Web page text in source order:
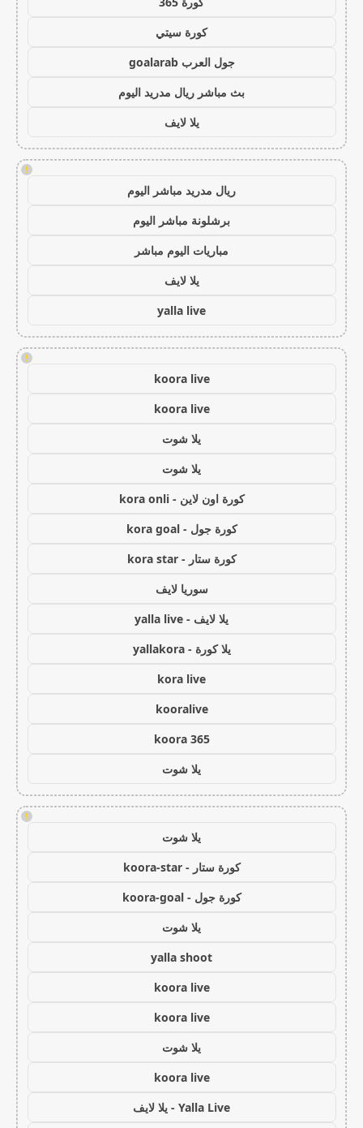
كورة سيتي
جول العرب goalarab
بث مباشر ريال مدريد اليوم
يلا لايف
!
ريال مدريد مباشر اليوم
برشلونة مباشر اليوم
مباريات اليوم مباشر
يلا لايف
yalla live
!
koora live
koora live
يلا شوت
يلا شوت
كورة اون لاين - kora onli
كورة جول - kora goal
كورة ستار - kora star
سوريا لايف
يلا لايف - yalla live
يلا كورة - yallakora
kora live
kooralive
koora 365
يلا شوت
!
يلا شوت
كورة ستار - koora-star
كورة جول - koora-goal
يلا شوت
yalla shoot
koora live
koora live
يلا شوت
koora live
Yalla Live - يلا لايف